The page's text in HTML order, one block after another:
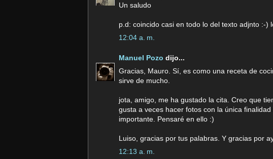
Un saludo
p.d: coincido casi en todo lo del texto adjnto :-)
12:04 a. m.
Manuel Pozo dijo...
Gracias, Mauro. Sí, es como una receta de
sirve de mucho.
jota, amigo, me ha gustado la cita. Creo que
gusta a veces hacer fotos con la única
importante. Pensaré en ello :)
Luiso, gracias por tus palabras. Y gracias por
12:13 a. m.